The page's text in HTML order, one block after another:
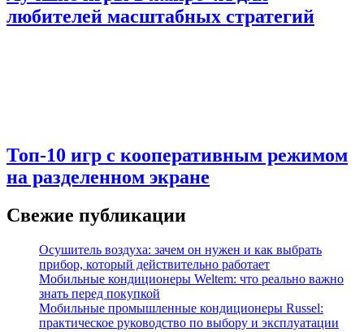
любителей масштабных стратегий
Топ-10 игр с кооперативным режимом
на разделенном экране
Свежие публикации
Осушитель воздуха: зачем он нужен и как выбрать
прибор, который действительно работает
Мобильные кондиционеры Weltem: что реально важно
знать перед покупкой
Мобильные промышленные кондиционеры Russel:
практическое руководство по выбору и эксплуатации